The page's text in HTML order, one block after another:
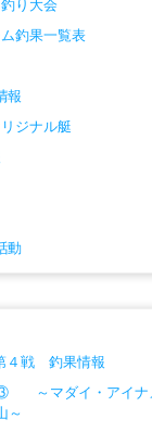
り大会
釣果一覧表
報
ジナル艇
動
４戦 釣果情報
～マダイ・アイナ
～